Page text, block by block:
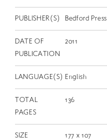
PUBLISHER(S) Bedford Press
DATE OF
PUBLICATION
2011
LANGUAGE(S) English
TOTAL
PAGES
136
SIZE 177 x 107